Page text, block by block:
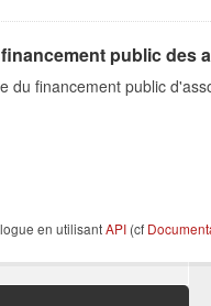
public des
du financement public
en utilisantAPI (cf